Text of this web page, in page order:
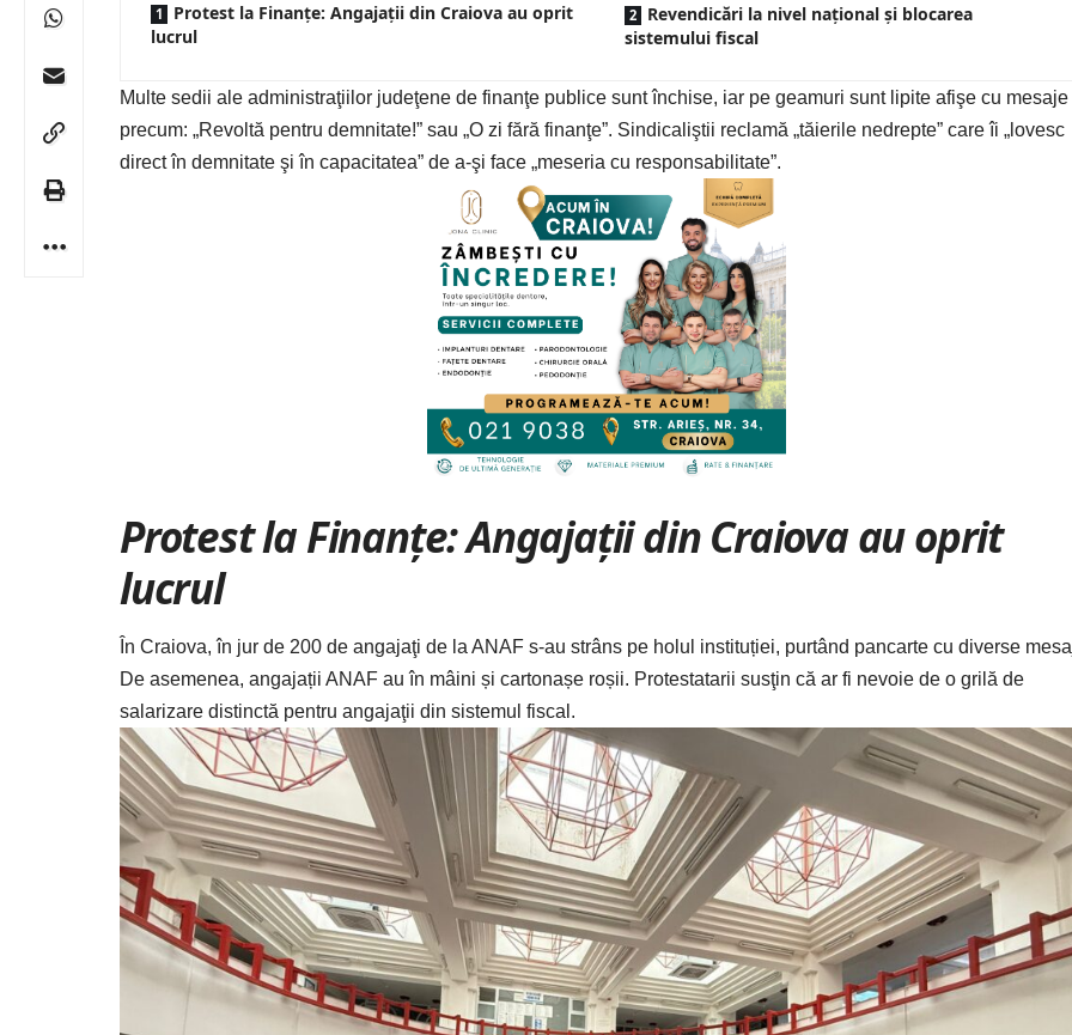
Protest la Finanțe: Angajații din Craiova au oprit
lucrul
Revendicări la nivel național și blocarea
sistemului fiscal
Multe sedii ale administraţiilor judeţene de finanţe publice sunt închise, iar pe geamuri sunt lipite afişe cu mesaje
precum: „Revoltă pentru demnitate!” sau „O zi fără finanţe”. Sindicaliştii reclamă „tăierile nedrepte” care îi „lovesc
direct în demnitate şi în capacitatea” de a-şi face „meseria cu responsabilitate”.
Protest la Finanțe: Angajații din Craiova au oprit
lucrul
În Craiova, în jur de 200 de angajaţi de la ANAF s-au strâns pe holul instituției, purtând pancarte cu diverse
De asemenea, angajații ANAF au în mâini și cartonașe roșii. Protestatarii susţin că ar fi nevoie de o grilă de
salarizare distinctă pentru angajaţii din sistemul fiscal.